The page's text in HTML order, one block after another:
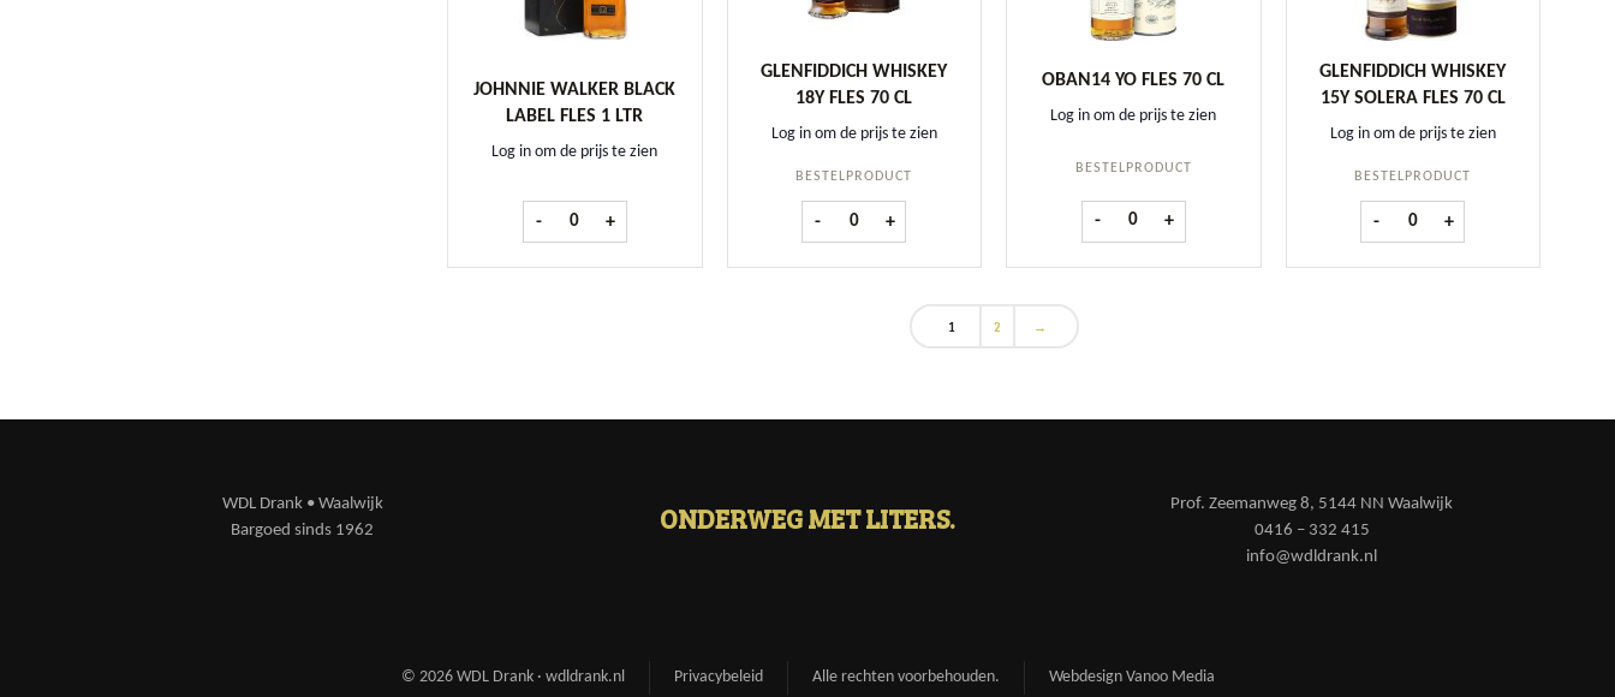
JOHNNIE WALKER BLACK
LABEL FLES 1 LTR
Log in om de prijs te zien
- Johnnie Walker Black Label fles 1 ltr aantal
+
GLENFIDDICH WHISKEY
18Y FLES 70 CL
Log in om de prijs te zien
BESTELPRODUCT
- Glenfiddich Whiskey 18Y fles 70 cl aantal
+
OBAN14 YO FLES 70 CL
Log in om de prijs te zien
BESTELPRODUCT
- Oban14 yo fles 70 cl aantal
+
GLENFIDDICH WHISKEY
15Y SOLERA FLES 70 CL
Log in om de prijs te zien
BESTELPRODUCT
- Glenfiddich Whiskey 15Y
+
1 2 →
WDL Drank • Waalwijk
Bargoed sinds 1962
ONDERWEG MET LITERS.
Prof. Zeemanweg 8, 5144 NN Waalwijk
0416 – 332 415
info@wdldrank.nl
© 2026 WDL Drank · wdldrank.nl Privacybeleid Alle rechten voorbehouden. Webdesign Vanoo Media